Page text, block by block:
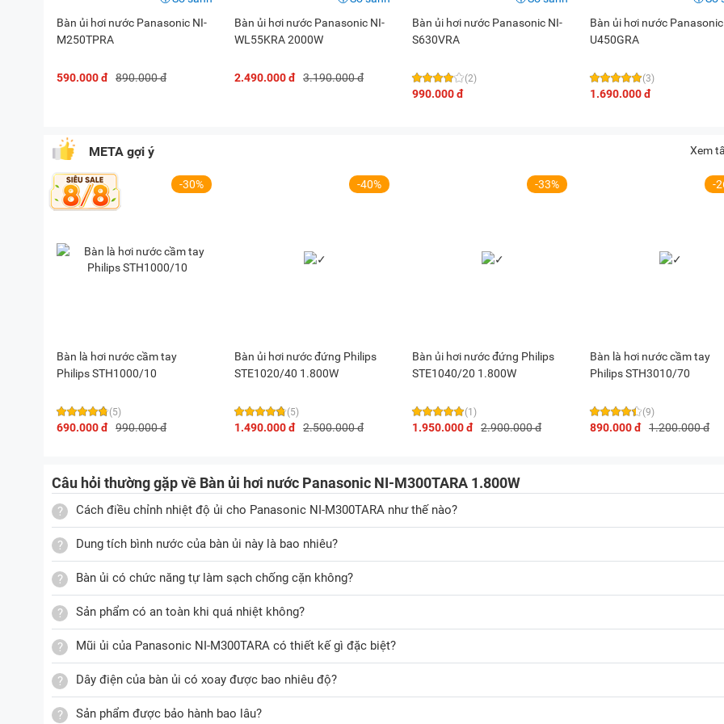
Bàn ủi hơi nước Panasonic NI-
M250TPRA
590.000 đ 890.000 đ
Bàn ủi hơi nước Panasonic NI-
WL55KRA 2000W
2.490.000 đ 3.190.000 đ
Bàn ủi hơi nước Panasonic NI-
S630VRA
(2)
990.000 đ
Bàn ủi hơi nước
U450GRA
(3)
1.690.000 đ
META gợi ý Xem
-30%
Bàn là hơi nước cầm tay
Philips STH1000/10
(5)
690.000 đ 990.000 đ
-40%
Bàn ủi hơi nước đứng Philips
STE1020/40 1.800W
(5)
1.490.000 đ 2.500.000 đ
-33%
Bàn ủi hơi nước đứng Philips
STE1040/20 1.800W
(1)
1.950.000 đ 2.900.000 đ
-
Bàn là hơi nước cầm tay
Philips STH3010/70
(9)
890.000 đ 1.200.000 đ
Câu hỏi thường gặp về Bàn ủi hơi nước Panasonic NI-M300TARA 1.800W
Cách điều chỉnh nhiệt độ ủi cho Panasonic NI-M300TARA như thế nào?
Dung tích bình nước của bàn ủi này là bao nhiêu?
Bàn ủi có chức năng tự làm sạch chống cặn không?
Sản phẩm có an toàn khi quá nhiệt không?
Mũi ủi của Panasonic NI-M300TARA có thiết kế gì đặc biệt?
Dây điện của bàn ủi có xoay được bao nhiêu độ?
Sản phẩm được bảo hành bao lâu?